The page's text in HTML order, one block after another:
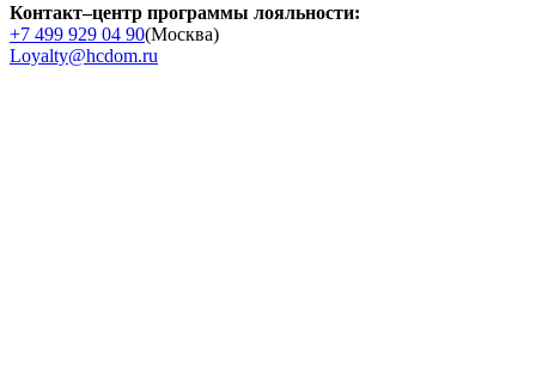
Контакт–центр программы лояльности:
+7 499 929 04 90(Москва)
Loyalty@hcdom.ru